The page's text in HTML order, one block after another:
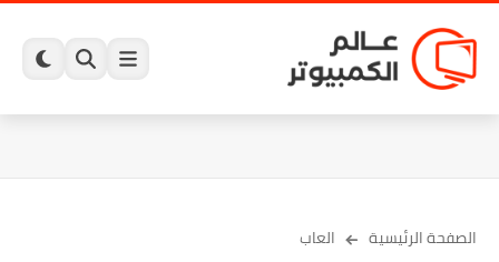
الصفحة الرئيسية العاب